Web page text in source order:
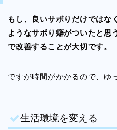
もし、良いサボりだけではな
ようなサボり癖がついたと思
で改善することが大切です。
ですが時間がかかるので、ゆ
生活環境を変える